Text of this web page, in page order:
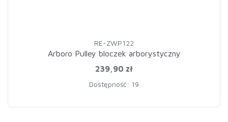
RE-ZWP122
Arboro Pulley bloczek arborystyczny
239,90 zł
Dostępność: 19